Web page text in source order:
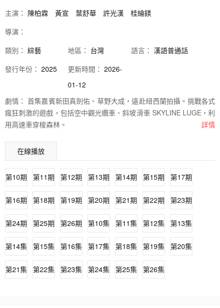
主演： 陳柏霖 黃宣 葉舒華 許光漢
桂綸鎂
導演：
類別： 綜藝 地區： 台灣 語言： 漢語普通話
發行年份： 2025 更新時間： 2026-
01-12
劇情： 首集嘉賓新田真劍佑、草野大成，遠赴紐西蘭拍攝。挑戰各式
瘋狂刺激的遊戲，包括空中觀光纜車、斜坡滑車 SKYLINE LUGE，利
用高速車穿梭森林。
詳情
在線播放
第10期 第11期 第12期 第13期 第14期 第15期 第17期
第16期 第18期 第19期 第20期 第21期 第22期 第23期
第24期 第25期 第26期 第10集 第11集 第12集 第13集
第14集 第15集 第16集 第17集 第18集 第19集 第20集
第21集 第22集 第23集 第24集 第25集 第26集